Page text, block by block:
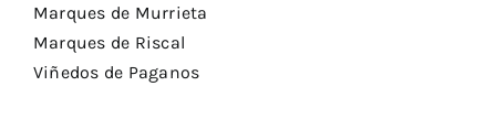
Marques de Murrieta
Marques de Riscal
Viñedos de Paganos